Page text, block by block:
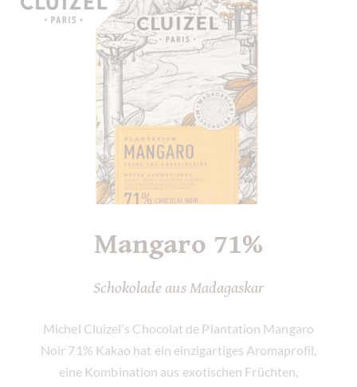
Mangaro 71%
Schokolade aus Madagaskar
Michel Cluizel's Chocolat de Plantation Mangaro
Noir 71% Kakao hat ein einzigartiges Aromaprofil,
eine Kombination aus exotischen Früchten,